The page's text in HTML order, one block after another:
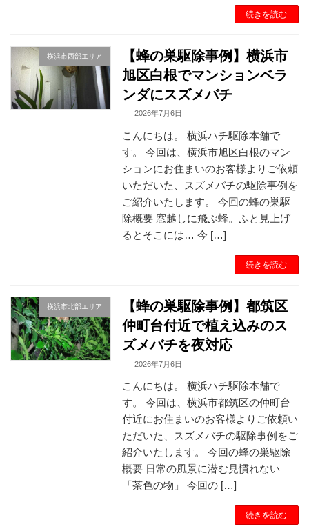
続きを読む
横浜市西部エリア
【蜂の巣駆除事例】横浜市
旭区白根でマンションベラ
ンダにスズメバチ
2026年7月6日
こんにちは。 横浜ハチ駆除本舗で
す。 今回は、横浜市旭区白根のマン
ションにお住まいのお客様よりご依頼
いただいた、スズメバチの駆除事例を
ご紹介いたします。 今回の蜂の巣駆
除概要 窓越しに飛ぶ蜂。ふと見上げ
るとそこには… 今 […]
続きを読む
横浜市北部エリア
【蜂の巣駆除事例】都筑区
仲町台付近で植え込みのス
ズメバチを夜対応
2026年7月6日
こんにちは。 横浜ハチ駆除本舗で
す。 今回は、横浜市都筑区の仲町台
付近にお住まいのお客様よりご依頼い
ただいた、スズメバチの駆除事例をご
紹介いたします。 今回の蜂の巣駆除
概要 日常の風景に潜む見慣れない
「茶色の物」 今回の […]
続きを読む